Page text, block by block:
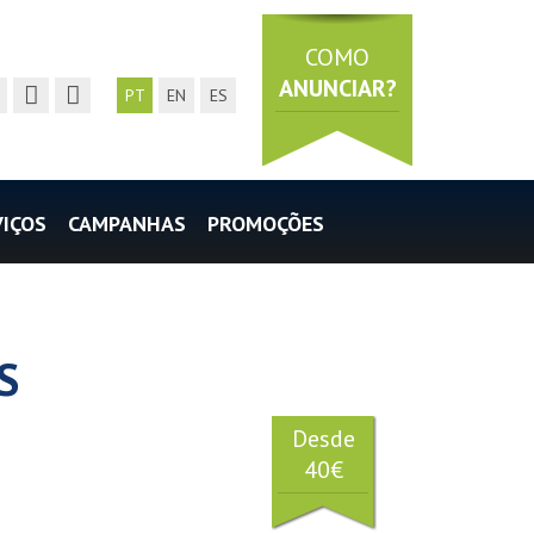
a email
facebook page
instagram page
PT EN ES
COMO
ANUNCIAR?
CAMPANHAS PROMOÇÕES
Desde
40€